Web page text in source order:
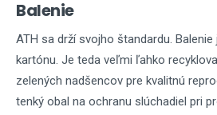
Balenie
ATH sa drží svojho štandardu.
kartónu. Je teda veľmi ľahko
zelených nadšencov pre kvalitnú
tenký obal na ochranu slúchadiel pri